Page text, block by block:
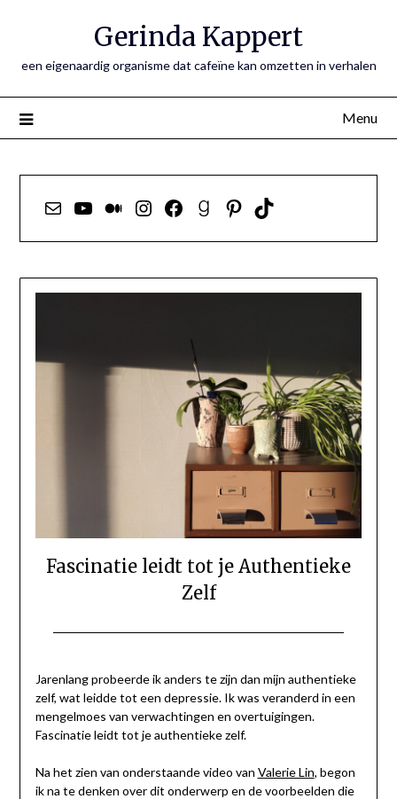
Gerinda Kappert
een eigenaardig organisme dat cafeïne kan omzetten in verhalen
Menu
E-mailYouTube
Medium
Instagram
Facebook
Goodreads
Pinterest
TikTok
Fascinatie leidt tot je Authentieke
Zelf
15
december
2022
Jarenlang probeerde ik anders te zijn dan mijn authentieke
zelf, wat leidde tot een depressie. Ik was veranderd in een
mengelmoes van verwachtingen en overtuigingen.
Fascinatie leidt tot je authentieke zelf.
Na het zien van onderstaande video van Valerie Lin, begon
ik na te denken over dit onderwerp en de voorbeelden die